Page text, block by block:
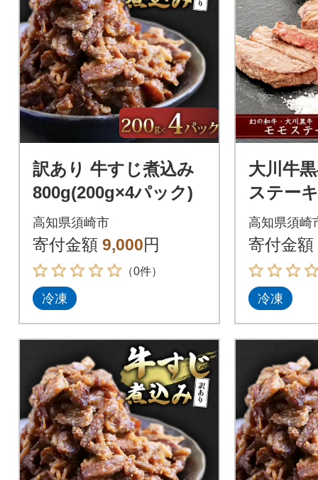
訳あり 牛すじ煮込み
800g(200g×4パック)
高知県須崎市
寄付金額 9,000円
（0件）
冷凍
大川牛
ステー
x 2個 )
高知県須崎
寄付金額
冷凍